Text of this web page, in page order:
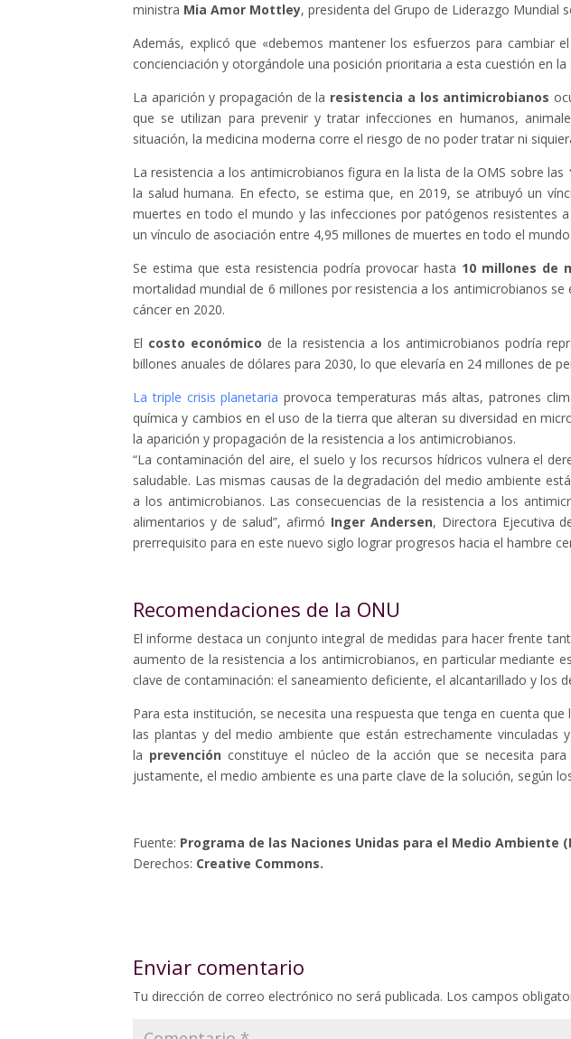
ministra Mia Amor Mottley, presidenta del Grupo de Liderazgo Mundial
Además, explicó que «debemos mantener los esfuerzos para cambiar
concienciación y otorgándole una posición prioritaria a esta cuestión en
La aparición y propagación de la resistencia a los antimicrobianos
que se utilizan para prevenir y tratar infecciones en humanos,
situación, la medicina moderna corre el riesgo de no poder tratar ni
La resistencia a los antimicrobianos figura en la lista de la OMS sobre las
la salud humana. En efecto, se estima que, en 2019, se atribuyó un
muertes en todo el mundo y las infecciones por patógenos resistentes
un vínculo de asociación entre 4,95 millones de muertes en todo el
Se estima que esta resistencia podría provocar hasta 10 millones de
mortalidad mundial de 6 millones por resistencia a los antimicrobianos
cáncer en 2020.
El costo económico de la resistencia a los antimicrobianos podría
billones anuales de dólares para 2030, lo que elevaría en 24 millones de
La triple crisis planetaria provoca temperaturas más altas, patrones
química y cambios en el uso de la tierra que alteran su diversidad en
la aparición y propagación de la resistencia a los antimicrobianos.
“La contaminación del aire, el suelo y los recursos hídricos vulnera el
saludable. Las mismas causas de la degradación del medio ambiente
a los antimicrobianos. Las consecuencias de la resistencia a los
alimentarios y de salud”, afirmó Inger Andersen, Directora Ejecutiva
prerrequisito para en este nuevo siglo lograr progresos hacia el hambre
Recomendaciones de la ONU
El informe destaca un conjunto integral de medidas para hacer frente
aumento de la resistencia a los antimicrobianos, en particular mediante
clave de contaminación: el saneamiento deficiente, el alcantarillado y los
Para esta institución, se necesita una respuesta que tenga en cuenta
las plantas y del medio ambiente que están estrechamente vinculadas
la prevención constituye el núcleo de la acción que se necesita
justamente, el medio ambiente es una parte clave de la solución, según
Fuente: Programa de las Naciones Unidas para el Medio Ambiente
Derechos: Creative Commons.
Enviar comentario
Tu dirección de correo electrónico no será publicada. Los campos